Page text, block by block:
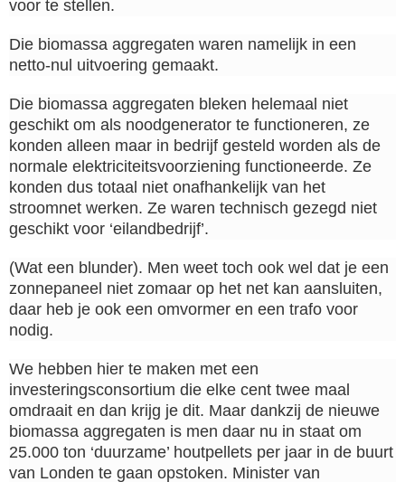
voor te stellen.
Die biomassa aggregaten waren namelijk in een
netto-nul uitvoering gemaakt.
Die biomassa aggregaten bleken helemaal niet
geschikt om als noodgenerator te functioneren, ze
konden alleen maar in bedrijf gesteld worden als de
normale elektriciteitsvoorziening functioneerde. Ze
konden dus totaal niet onafhankelijk van het
stroomnet werken. Ze waren technisch gezegd niet
geschikt voor ‘eilandbedrijf’.
(Wat een blunder). Men weet toch ook wel dat je een
zonnepaneel niet zomaar op het net kan aansluiten,
daar heb je ook een omvormer en een trafo voor
nodig.
We hebben hier te maken met een
investeringsconsortium die elke cent twee maal
omdraait en dan krijg je dit. Maar dankzij de nieuwe
biomassa aggregaten is men daar nu in staat om
25.000 ton ‘duurzame’ houtpellets per jaar in de buurt
van Londen te gaan opstoken. Minister van